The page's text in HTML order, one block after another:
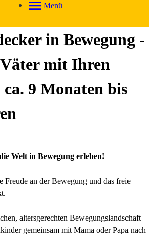
Menü
in Bewegung -
mit Ihren
9 Monaten bis
Welt in Bewegung erleben!
Freude an der Bewegung und das freie
altersgerechten Bewegungslandschaft
gemeinsam mit Mama oder Papa nach